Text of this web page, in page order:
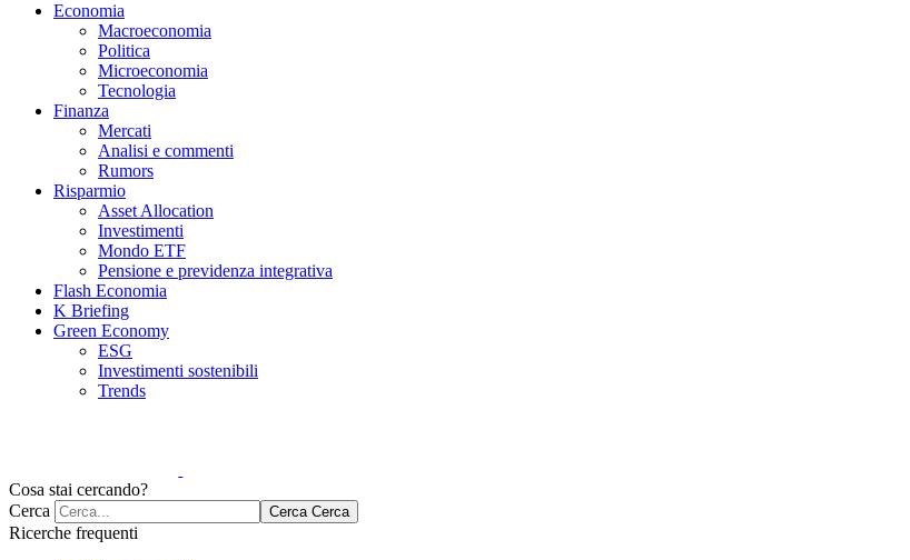
Economia
Macroeconomia
Politica
Microeconomia
Tecnologia
Finanza
Mercati
Analisi e commenti
Rumors
Risparmio
Asset Allocation
Investimenti
Mondo ETF
Pensione e previdenza integrativa
Flash Economia
K Briefing
Green Economy
ESG
Investimenti sostenibili
Trends
Cosa stai cercando?
Cerca
Cerca Cerca
Ricerche frequenti